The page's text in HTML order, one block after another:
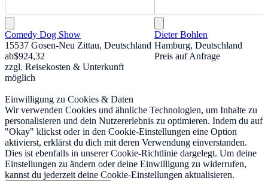
Comedy Dog Show
15537 Gosen-Neu Zittau, Deutschland
ab$924,32
zzgl. Reisekosten & Unterkunft
möglich
Dieter Bohlen
Hamburg, Deutschland
Preis auf Anfrage
Einwilligung zu Cookies & Daten
Wir verwenden Cookies und ähnliche Technologien, um Inhalte zu
personalisieren und dein Nutzererlebnis zu optimieren. Indem du auf
"Okay" klickst oder in den Cookie-Einstellungen eine Option
aktivierst, erklärst du dich mit deren Verwendung einverstanden.
Dies ist ebenfalls in unserer Cookie-Richtlinie dargelegt. Um deine
Einstellungen zu ändern oder deine Einwilligung zu widerrufen,
kannst du jederzeit deine Cookie-Einstellungen aktualisieren.